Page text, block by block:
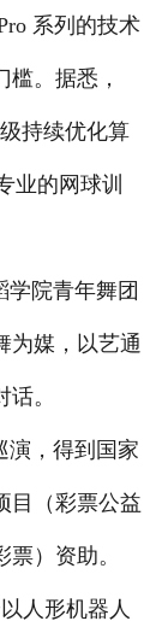
系列的技术
。据悉，
持续优化算
业的网球训
院青年舞团
为媒，以艺通
。
，得到国家
目（彩票公益
）资助。
人形机器人